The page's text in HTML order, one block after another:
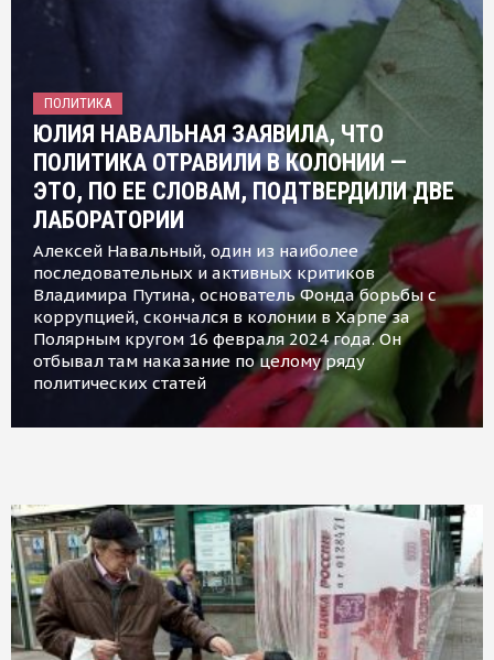
ПОЛИТИКА
ЮЛИЯ НАВАЛЬНАЯ ЗАЯВИЛА, ЧТО
ПОЛИТИКА ОТРАВИЛИ В КОЛОНИИ —
ЭТО, ПО ЕЕ СЛОВАМ, ПОДТВЕРДИЛИ ДВЕ
ЛАБОРАТОРИИ
Алексей Навальный, один из наиболее
последовательных и активных критиков
Владимира Путина, основатель Фонда борьбы с
коррупцией, скончался в колонии в Харпе за
Полярным кругом 16 февраля 2024 года. Он
отбывал там наказание по целому ряду
политических статей